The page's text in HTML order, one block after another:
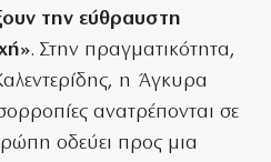
την εύθραυστη
. Στην πραγματικότητα,
η Άγκυρα
ανατρέπονται σε
οδεύει προς μια